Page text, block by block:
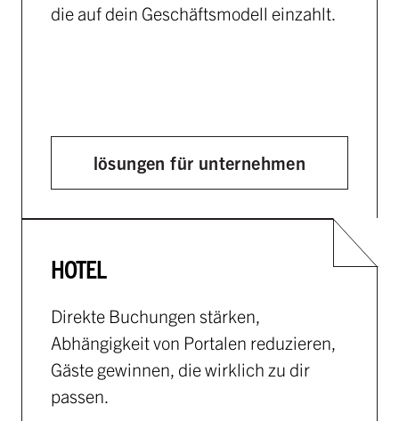
die auf dein Geschäftsmodell einzahlt.
lösungen für unternehmen
HOTEL
Direkte Buchungen stärken,
Abhängigkeit von Portalen reduzieren,
Gäste gewinnen, die wirklich zu dir
passen.